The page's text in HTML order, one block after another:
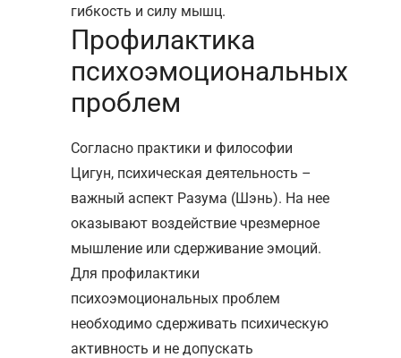
гибкость и силу мышц.
Профилактика
психоэмоциональных
проблем
Согласно практики и философии
Цигун, психическая деятельность –
важный аспект Разума (Шэнь). На нее
оказывают воздействие чрезмерное
мышление или сдерживание эмоций.
Для профилактики
психоэмоциональных проблем
необходимо сдерживать психическую
активность и не допускать